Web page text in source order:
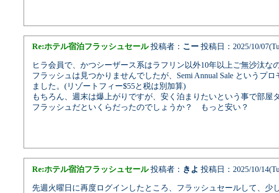
Re:ホテル宿泊フラッシュセール投稿者： こー投稿日：2025/10/
ヒラ会員で、かつシーザース系はラフリン以外10年以上ご無沙汰な
フラッシュは見つかりませんでしたが、Semi Annual Sale というプ
ました。(リゾートフィー$55と税は別加算)
もちろん、週末は爆上がりですが、安く泊まりたいという事で部屋
フラッシュだといくらだったのでしょうか？ もっと安い？
Re:ホテル宿泊フラッシュセール投稿者： きよ 投稿日：2025/10/
先週火曜日に再度ログインしたところ、フラッシュセールして、少